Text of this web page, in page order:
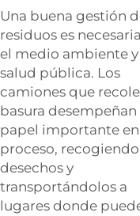
Una buena gestión
residuos es
el medio ambiente y
salud pública. Los
camiones que
basura desempeñan
papel importante en
proceso,
desechos y
transportándolos a
lugares donde